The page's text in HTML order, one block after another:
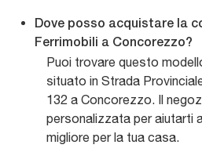
Dove posso acquistare la
Ferrimobili a Concorezzo?
Puoi trovare questo
situato in Strada
132 a Concorezzo. Il
personalizzata per aiutarti
migliore per la tua casa.